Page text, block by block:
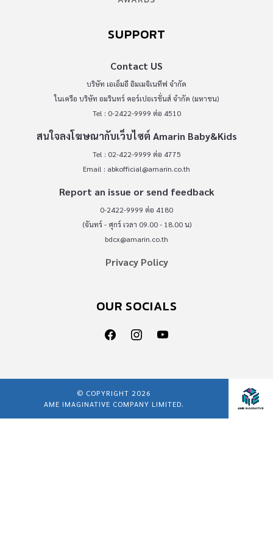
SUPPORT
Contact US
บริษัท เอเอ็มอี อิมเมจิเนทีฟ จำกัด
ในเครือ บริษัท อมรินทร์ คอร์เปอเรชั่นส์ จำกัด (มหาชน)
Tel : 0-2422-9999 ต่อ 4510
สนใจลงโฆษณากับเว็บไซต์ Amarin Baby&Kids
Tel : 02-422-9999 ต่อ 4775
Email : abkofficial@amarin.co.th
Report an issue or send feedback
0-2422-9999 ต่อ 4180
(จันทร์ - ศุกร์ เวลา 09.00 - 18.00 น)
bdcx@amarin.co.th
Privacy Policy
OUR SOCIALS
© COPYRIGHT 2026
AME IMAGINATIVE COMPANY LIMITED.